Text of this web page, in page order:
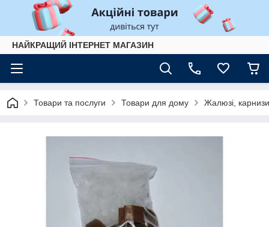
НАЙКРАЩИЙ ІНТЕРНЕТ МАГАЗИН
Товари та послуги Товари для дому Жалюзі,